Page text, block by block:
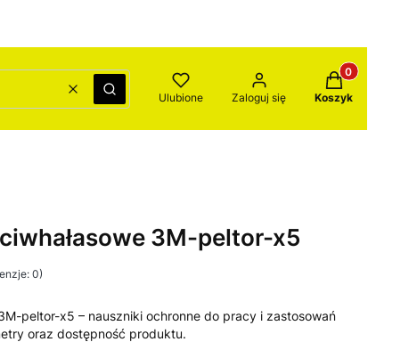
WyczyśćSzukaj Ulubione Zaloguj się
Produkty w
Koszyk
3M-peltor-x5
0)
peltor-x5 – nauszniki ochronne do pracy i zastosowań
oraz dostępność produktu.